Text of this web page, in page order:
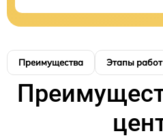
Преимущества Этапы работ